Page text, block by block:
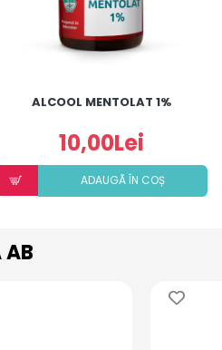
ALCOOL MENTOLAT 1%
10,00Lei
ADAUGÃ ÎN COȘ